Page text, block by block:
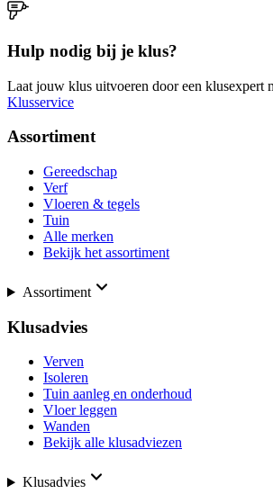
Hulp nodig bij je klus?
Laat jouw klus uitvoeren door een klusexpert
Klusservice
Assortiment
Gereedschap
Verf
Vloeren & tegels
Tuin
Alle merken
Bekijk het assortiment
Assortiment
Klusadvies
Verven
Isoleren
Tuin aanleg en onderhoud
Vloer leggen
Wanden
Bekijk alle klusadviezen
Klusadvies